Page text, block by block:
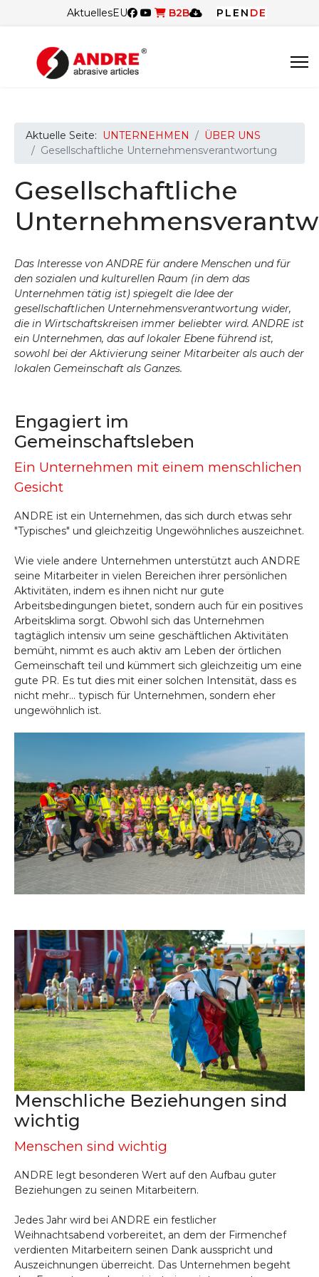
AktuellesEU B2B PL EN DE
Aktuelle Seite: UNTERNEHMEN
ÜBER UNS
Gesellschaftliche Unternehmensverantwortung
Gesellschaftliche
Das Interesse von ANDRE für andere Menschen und für
den sozialen und kulturellen Raum (in dem das
Unternehmen tätig ist) spiegelt die Idee der
gesellschaftlichen Unternehmensverantwortung wider,
die in Wirtschaftskreisen immer beliebter wird. ANDRE ist
ein Unternehmen, das auf lokaler Ebene führend ist,
sowohl bei der Aktivierung seiner Mitarbeiter als auch der
lokalen Gemeinschaft als Ganzes.
Engagiert im
Gemeinschaftsleben
Ein Unternehmen mit einem menschlichen
Gesicht
ANDRE ist ein Unternehmen, das sich durch etwas sehr
"Typisches" und gleichzeitig Ungewöhnliches auszeichnet.
Wie viele andere Unternehmen unterstützt auch ANDRE
seine Mitarbeiter in vielen Bereichen ihrer persönlichen
Aktivitäten, indem es ihnen nicht nur gute
Arbeitsbedingungen bietet, sondern auch für ein positives
Arbeitsklima sorgt. Obwohl sich das Unternehmen
tagtäglich intensiv um seine geschäftlichen Aktivitäten
bemüht, nimmt es auch aktiv am Leben der örtlichen
Gemeinschaft teil und kümmert sich gleichzeitig um eine
gute PR. Es tut dies mit einer solchen Intensität, dass es
nicht mehr... typisch für Unternehmen, sondern eher
ungewöhnlich ist.
Menschliche Beziehungen sind
wichtig
Menschen sind wichtig
ANDRE legt besonderen Wert auf den Aufbau guter
Beziehungen zu seinen Mitarbeitern.
Jedes Jahr wird bei ANDRE ein festlicher
Weihnachtsabend vorbereitet, an dem der Firmenchef
verdienten Mitarbeitern seinen Dank ausspricht und
Auszeichnungen überreicht. Das Unternehmen begeht